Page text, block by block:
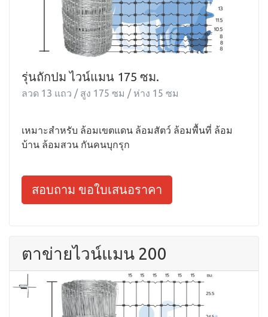
รุ่นถักปม ไวน์แมน 175 ซม.
ลวด 13 แถว / สูง 175 ซม / ห่าง 15 ซม
เหมาะสำหรับ ล้อมเขตแดน ล้อมสัตว์ ล้อมพื้นที่ ล้อม
บ้าน ล้อมสวน กันคนบุกรุก
สอบถาม ขอใบเสนอราคา
ตาข่ายไวน์แมน 200